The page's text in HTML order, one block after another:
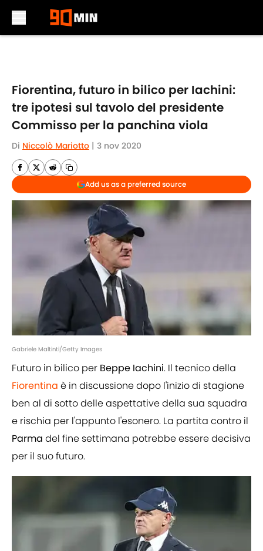
Fiorentina, futuro in bilico per Iachini:
tre ipotesi sul tavolo del presidente
Commisso per la panchina viola
Di Niccolò Mariotto | 3 nov 2020
Add us as a preferred source
Gabriele Maltinti/Getty Images
Futuro in bilico per Beppe Iachini. Il tecnico della
Fiorentina è in discussione dopo l'inizio di stagione
ben al di sotto delle aspettative della sua squadra
e rischia per l'appunto l'esonero. La partita contro il
Parma del fine settimana potrebbe essere decisiva
per il suo futuro.